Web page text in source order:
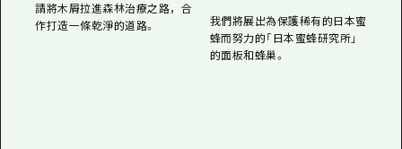
請將木屑拉進森林治療之路，合
作打造一條乾淨的道路。
我們將展出為保護稀有的日本蜜
蜂而努力的「日本蜜蜂研究所」
的面板和蜂巢。